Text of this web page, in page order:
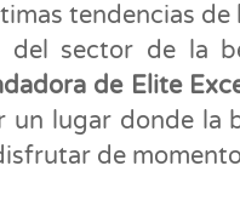
tendencias
del sector de la
de Elite
un lugar donde la
de